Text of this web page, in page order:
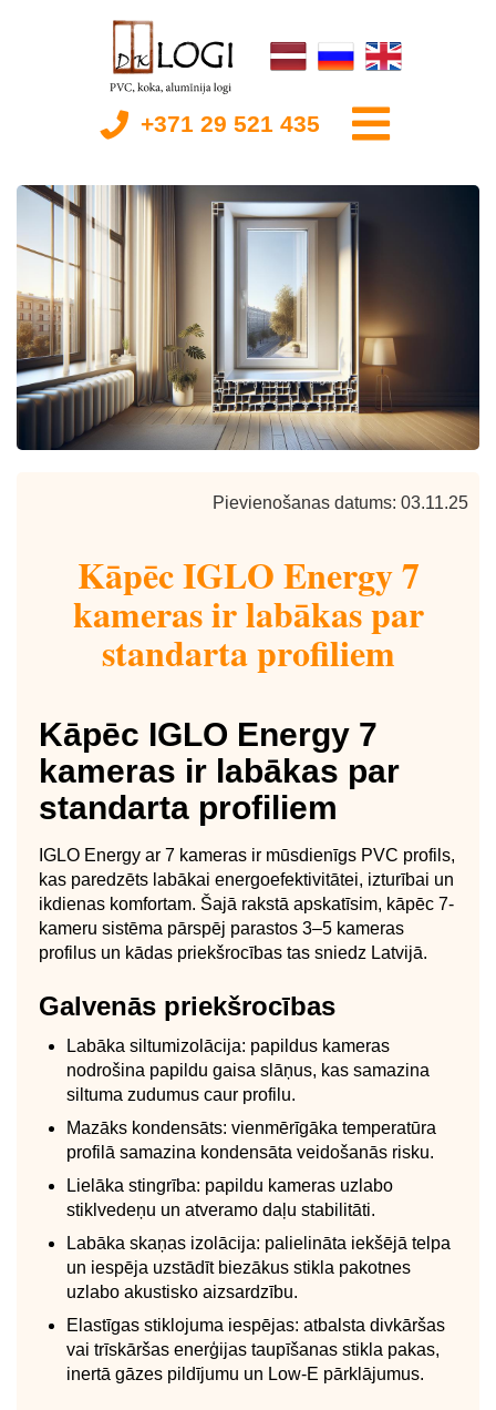
+371 29 521 435
Pievienošanas datums: 03.11.25
Kāpēc IGLO Energy 7
kameras ir labākas par
standarta profiliem
Kāpēc IGLO Energy 7
kameras ir labākas par
standarta profiliem
IGLO Energy ar 7 kameras ir mūsdienīgs PVC profils,
kas paredzēts labākai energoefektivitātei, izturībai un
ikdienas komfortam. Šajā rakstā apskatīsim, kāpēc 7-
kameru sistēma pārspēj parastos 3–5 kameras
profilus un kādas priekšrocības tas sniedz Latvijā.
Galvenās priekšrocības
Labāka siltumizolācija: papildus kameras
nodrošina papildu gaisa slāņus, kas samazina
siltuma zudumus caur profilu.
Mazāks kondensāts: vienmērīgāka temperatūra
profilā samazina kondensāta veidošanās risku.
Lielāka stingrība: papildu kameras uzlabo
stiklvedeņu un atveramo daļu stabilitāti.
Labāka skaņas izolācija: palielināta iekšējā telpa
un iespēja uzstādīt biezākus stikla pakotnes
uzlabo akustisko aizsardzību.
Elastīgas stiklojuma iespējas: atbalsta divkāršas
vai trīskāršas enerģijas taupīšanas stikla pakas,
inertā gāzes pildījumu un Low-E pārklājumus.